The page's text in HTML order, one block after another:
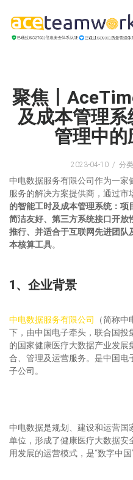
聚焦丨
及成本管理系
管理中的
2023-04-10 分
中电数据服务有限公司作为一
服务的解决方案提供商，通过市
的智能工时及成本管理系统：
简洁友好、第三方系统接口开
推行、并适合于互联网先进团
本核算工具。
1、企业背景
中电数据服务有限公司
（简称
下，由中国电子牵头，联合国投
的国家健康医疗大数据产业发
合、管理及运营服务。是中国电
子公司。
中电数据是规划、建设和运营
单位，形成了健康医疗大数据安
用发展的运营模式，是“数字中国